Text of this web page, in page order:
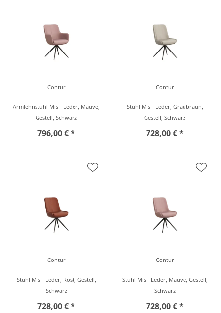
Contur
Armlehnstuhl Mis - Leder, Mauve,
Gestell, Schwarz
796,00 € *
Contur
Stuhl Mis - Leder, Graubraun,
Gestell, Schwarz
728,00 € *
Contur
Stuhl Mis - Leder, Rost, Gestell,
Schwarz
728,00 € *
Contur
Stuhl Mis - Leder, Mauve, Gestell,
Schwarz
728,00 € *